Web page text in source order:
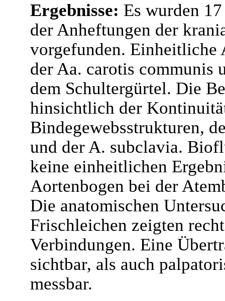
Ergebnisse: Es wurden
der Anheftungen der
vorgefunden. Einheitliche
der Aa. carotis communis
dem Schultergürtel. Die
hinsichtlich der
Bindegewebsstrukturen,
und der A. subclavia.
keine einheitlichen
Aortenbogen bei der
Die anatomischen
Frischleichen zeigten
Verbindungen. Eine
sichtbar, als auch
messbar.